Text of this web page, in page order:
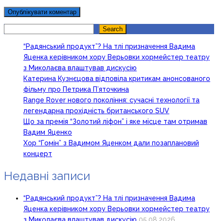
Search
“Радянський продукт”? На тлі призначення Вадима
Яценка керівником хору Верьовки хормейстер театру
з Миколаєва влаштував дискусію
Катерина Кузнєцова відповіла критикам анонсованого
фільму про Петрика П’яточкина
Range Rover нового покоління: сучасні технології та
легендарна прохідність британського SUV
Що за премія “Золотий ліфон” і яке місце там отримав
Вадим Яценко
Хор “Гомін” з Вадимом Яценком дали позаплановий
концерт
Недавні записи
“Радянський продукт”? На тлі призначення Вадима
Яценка керівником хору Верьовки хормейстер театру